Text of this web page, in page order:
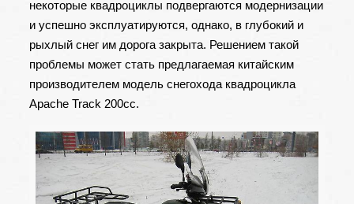
некоторые квадроциклы подвергаются модернизации
и успешно эксплуатируются, однако, в глубокий и
рыхлый снег им дорога закрыта. Решением такой
проблемы может стать предлагаемая китайским
производителем модель снегохода квадроцикла
Apache Track 200cc.